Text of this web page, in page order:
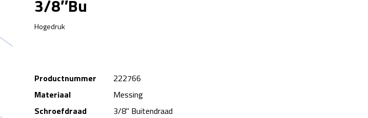
3/8″Bu
Hogedruk
Productnummer
222766
Materiaal
Messing
Schroefdraad
3/8" Buitendraad